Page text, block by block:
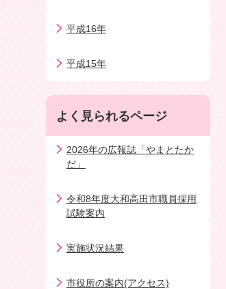
平成16年
平成15年
よく見られるページ
2026年の広報誌「やまとたか
だ」
令和8年度大和高田市職員採用
試験案内
実施状況結果
市役所の案内(アクセス)